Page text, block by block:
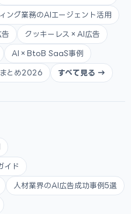
ング業務のAIエージェント活用
告 クッキーレス×AI広告
AI×BtoB SaaS事例
とめ2026 すべて見る →
イド
人材業界のAI広告成功事例5選